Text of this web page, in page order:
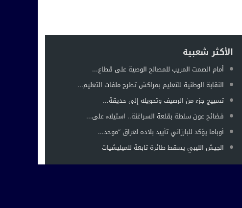
الأكثر شعبية
أمام الصمت المريب للمصالح الوصية على قطاع...
النقابة الوطنية للتعليم بمراكش تطرح ملفات التعليم...
تسييج جزء من الرصيف وتحويله إلى حديقة...
فضائح عون سلطة بقلعة السراغنة.. استيلاء على...
أوباما يؤكد للبارزاني تأييد بلاده لعراق “موحد...
الجيش الليبي يسقط طائرة تابعة للميليشيات